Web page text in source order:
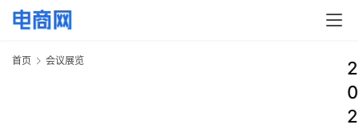
首页 会议展览
2
0
2